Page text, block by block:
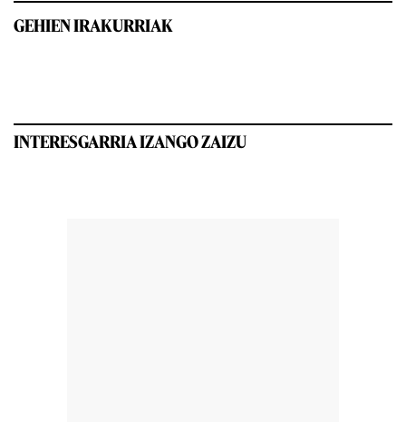
GEHIEN IRAKURRIAK
INTERESGARRIA IZANGO ZAIZU